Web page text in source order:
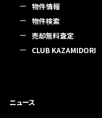
物件情報
物件検索
売却無料査定
CLUB KAZAMIDORI
ニュース